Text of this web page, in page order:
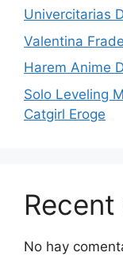
Univercitarias
Valentina
Harem Anime
Solo Leveling
Catgirl Eroge
No hay